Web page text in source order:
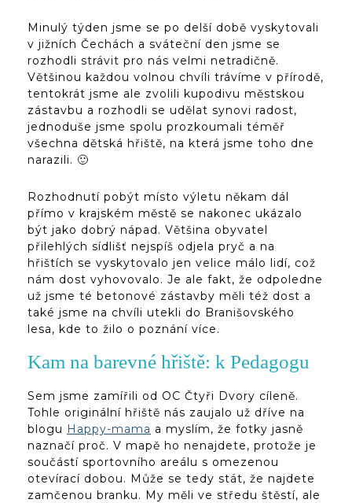
Minulý týden jsme se po delší době vyskytovali
v jižních Čechách a sváteční den jsme se
rozhodli strávit pro nás velmi netradičně.
Většinou každou volnou chvíli trávíme v přírodě,
tentokrát jsme ale zvolili kupodivu městskou
zástavbu a rozhodli se udělat synovi radost,
jednoduše jsme spolu prozkoumali téměř
všechna dětská hřiště, na která jsme toho dne
narazili. 🙂
Rozhodnutí pobýt místo výletu někam dál
přímo v krajském městě se nakonec ukázalo
být jako dobrý nápad. Většina obyvatel
přilehlých sídlišť nejspíš odjela pryč a na
hřištích se vyskytovalo jen velice málo lidí, což
nám dost vyhovovalo. Je ale fakt, že odpoledne
už jsme té betonové zástavby měli též dost a
také jsme na chvíli utekli do Branišovského
lesa, kde to žilo o poznání více.
Kam na barevné hřiště: k Pedagogu
Sem jsme zamířili od OC Čtyři Dvory cíleně.
Tohle originální hřiště nás zaujalo už dříve na
blogu Happy-mama a myslím, že fotky jasně
naznačí proč. V mapě ho nenajdete, protože je
součástí sportovního areálu s omezenou
otevírací dobou. Může se tedy stát, že najdete
zamčenou branku. My měli ve středu štěstí, ale